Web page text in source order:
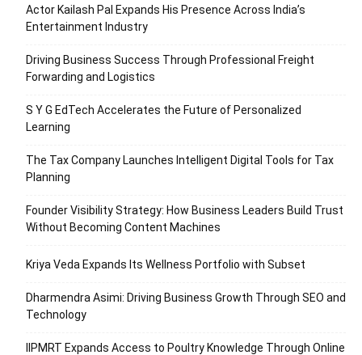
Actor Kailash Pal Expands His Presence Across India’s
Entertainment Industry
Driving Business Success Through Professional Freight
Forwarding and Logistics
S Y G EdTech Accelerates the Future of Personalized
Learning
The Tax Company Launches Intelligent Digital Tools for Tax
Planning
Founder Visibility Strategy: How Business Leaders Build Trust
Without Becoming Content Machines
Kriya Veda Expands Its Wellness Portfolio with Subset
Dharmendra Asimi: Driving Business Growth Through SEO and
Technology
IIPMRT Expands Access to Poultry Knowledge Through Online